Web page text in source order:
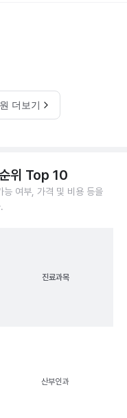
더보기
위 Top 10
능 여부, 가격 및 비용 등을
진료과목
산부인과